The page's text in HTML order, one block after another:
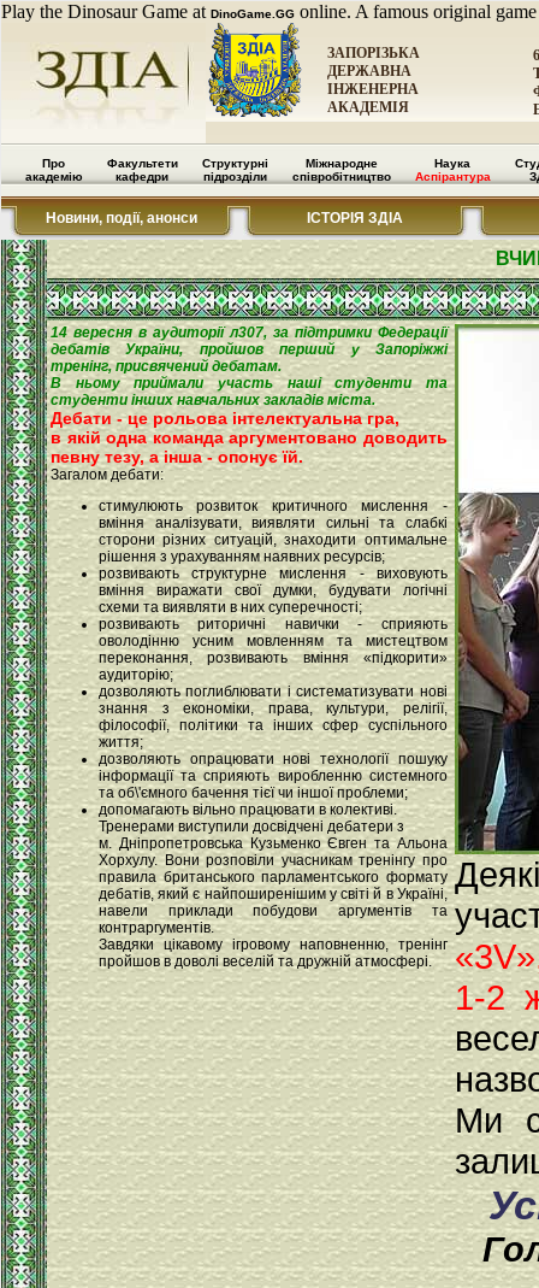
Play the Dinosaur Game at DinoGame.GG online. A famous original
ЗАПОРІЗЬКА
ДЕРЖАВНА
ІНЖЕНЕРНА
АКАДЕМІЯ
Про
академію
Факультети
кафедри
Структурні
підрозділи
Міжнародне
співробітництво
Наука
Аспірантура
Новини, події, анонси ІСТОРІЯ ЗДІА
14 вересня в аудиторії л307, за підтримки Федерації
дебатів України, пройшов перший у Запоріжжі
тренінг, присвячений дебатам.
В ньому приймали участь наші студенти та
студенти інших навчальних закладів міста.
Дебати - це рольова інтелектуальна гра,
в якій одна команда аргументовано доводить
певну тезу, а інша - опонує їй.
Загалом дебати:
стимулюють розвиток критичного мислення -
вміння аналізувати, виявляти сильні та слабкі
сторони різних ситуацій, знаходити оптимальне
рішення з урахуванням наявних ресурсів;
розвивають структурне мислення - виховують
вміння виражати свої думки, будувати логічні
схеми та виявляти в них суперечності;
розвивають риторичні навички - сприяють
оволодінню усним мовленням та мистецтвом
переконання, розвивають вміння «підкорити»
аудиторію;
дозволяють поглиблювати і систематизувати нові
знання з економіки, права, культури, релігії,
філософії, політики та інших сфер суспільного
життя;
дозволяють опрацювати нові технології пошуку
інформації та сприяють виробленню системного
та об\'ємного бачення тієї чи іншої проблеми;
допомагають вільно працювати в колективі.
Тренерами виступили досвідчені дебатери з
м. Дніпропетровська Кузьменко Євген та Альона
Хорхулу. Вони розповіли учасникам тренінгу про
правила британського парламентського формату
дебатів, який є найпоширенішим у світі й в Україні,
навели приклади побудови аргументів та
контраргументів.
Завдяки цікавому ігровому наповненню, тренінг
пройшов в доволі веселій та дружній атмосфері.
1-2
Ми